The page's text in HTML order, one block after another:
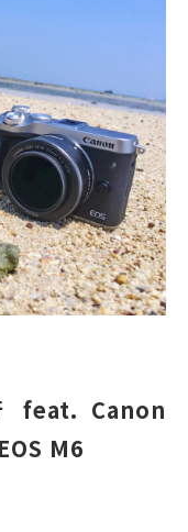
feat. Canon
M6